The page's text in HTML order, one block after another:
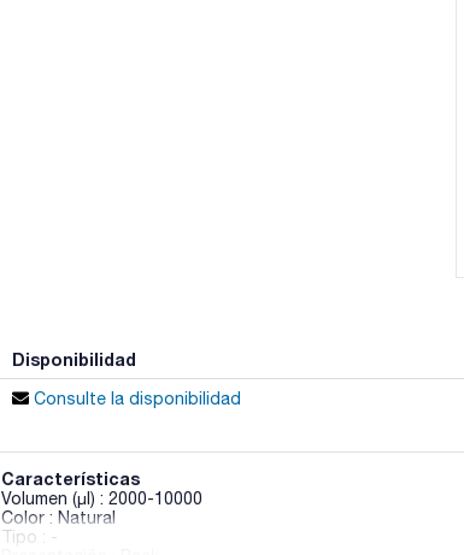
Disponibilidad
Consulte la disponibilidad
Características
Volumen (µl) : 2000-10000
Color : Natural
Tipo : -